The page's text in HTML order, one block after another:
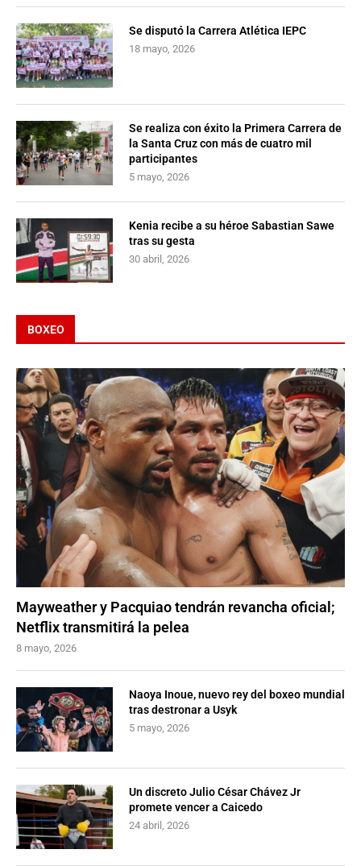
Se disputó la Carrera Atlética IEPC
18 mayo, 2026
Se realiza con éxito la Primera Carrera de
la Santa Cruz con más de cuatro mil
participantes
5 mayo, 2026
Kenia recibe a su héroe Sabastian Sawe
tras su gesta
30 abril, 2026
BOXEO
Mayweather y Pacquiao tendrán revancha oficial;
Netflix transmitirá la pelea
8 mayo, 2026
Naoya Inoue, nuevo rey del boxeo mundial
tras destronar a Usyk
5 mayo, 2026
Un discreto Julio César Chávez Jr
promete vencer a Caicedo
24 abril, 2026